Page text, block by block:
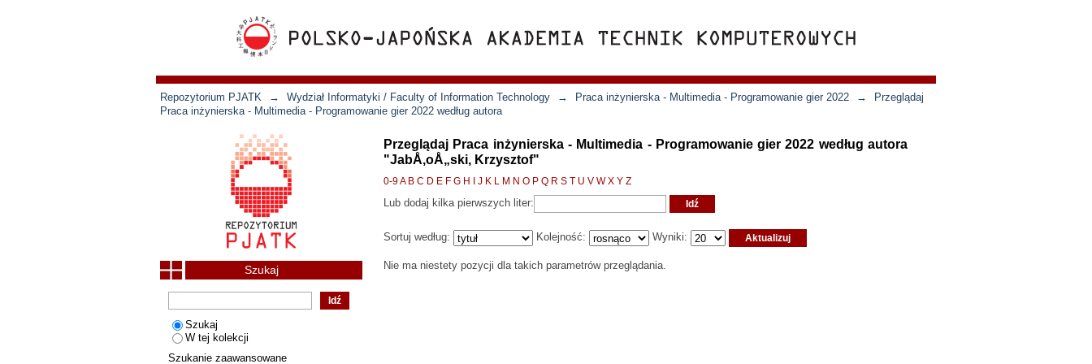
Repozytorium PJATK → Wydział Informatyki / Faculty of Information Technology → Praca inżynierska - Multimedia - Programowanie gier 2022 →
Przeglądaj
Praca inżynierska - Multimedia - Programowanie gier 2022 według autora
Przeglądaj Praca inżynierska - Multimedia - Programowanie gier 2022 według autora
"JabÅ‚oÅ„ski, Krzysztof"
0-9A B C D E F G H J K L M N O P Q R S T U V W X Y Z
Lub dodaj kilka pierwszych liter:
Sortuj według: Kolejność: Wyniki:
Nie ma niestety pozycji dla takich parametrów przeglądania.
Szukaj
Szukaj
W tej kolekcji
Szukanie zaawansowane